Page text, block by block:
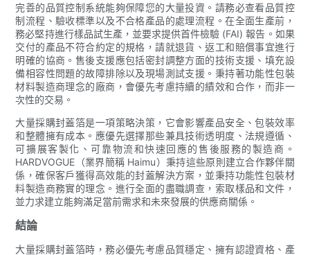
完善的品質控制系統能夠保障您的大量投資。請務必查看品質控
制流程、驗收標準以及不合格產品的處理流程。在全面生產前，
務必堅持進行樣品試生產，並要求提供首件檢驗 (FAI) 報告。如果
交付的產品不符合約定的規格，請就退貨、返工和賠償事宜進行
明確的協商。售後支援應包括密封調整方面的技術支援、填充設
備相容性問題的故障排除以及現場測試支援。秉持著功能性包裝
材料製造商理念的廠商，會優先考慮持續的績效和合作，而非一
次性的交易。
大量採購封蓋箔是一項策略決策，它會影響產品安全、包裝效率
和整體擁有成本。應優先選擇那些兼具技術透明度、法規遵循、
可擴展客製化、可靠物流和快速回應的售後服務的製造商。
HARDVOGUE（業界簡稱 Haimu）秉持這些原則建立合作夥伴關
係，確保客戶獲得高效能的封蓋解決方案，並秉持功能性包裝材
料製造商務實的理念。進行全面的盡職調查，索取樣品和文件，
並力求建立能夠滿足當前需求和未來發展的供應商關係。
結論
大量採購封蓋箔時，務必優先考慮品質穩定、擁有認證資格、產